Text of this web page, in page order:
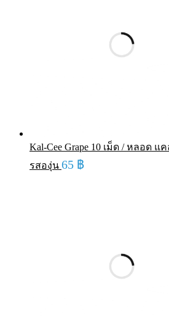
Kal-Cee Grape 10 เม็ด / หลอด
รสองุ่น 65 ฿